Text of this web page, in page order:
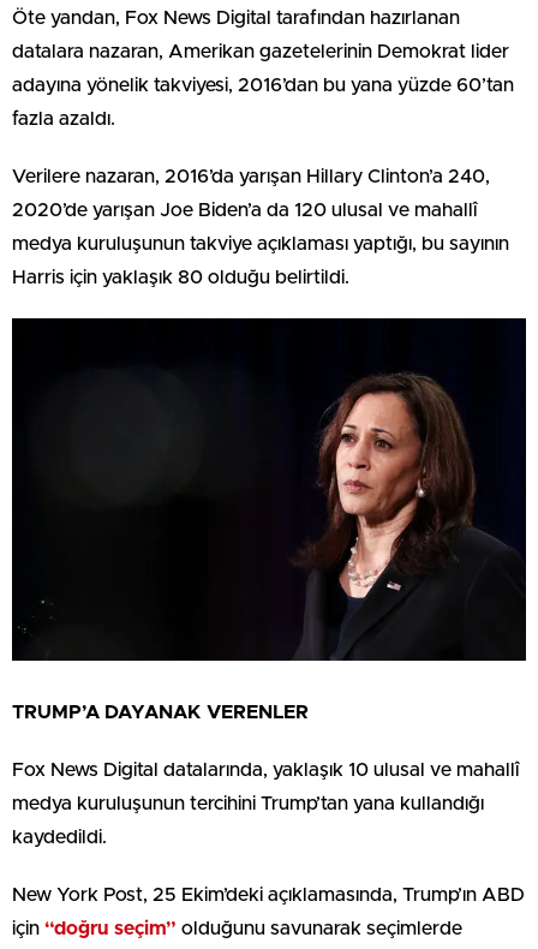
Öte yandan, Fox News Digital tarafından hazırlanan
datalara nazaran, Amerikan gazetelerinin Demokrat lider
adayına yönelik takviyesi, 2016’dan bu yana yüzde 60’tan
fazla azaldı.
Verilere nazaran, 2016’da yarışan Hillary Clinton’a 240,
2020’de yarışan Joe Biden’a da 120 ulusal ve mahallî
medya kuruluşunun takviye açıklaması yaptığı, bu sayının
Harris için yaklaşık 80 olduğu belirtildi.
TRUMP’A DAYANAK VERENLER
Fox News Digital datalarında, yaklaşık 10 ulusal ve mahallî
medya kuruluşunun tercihini Trump’tan yana kullandığı
kaydedildi.
New York Post, 25 Ekim’deki açıklamasında, Trump’ın ABD
için “doğru seçim” olduğunu savunarak seçimlerde